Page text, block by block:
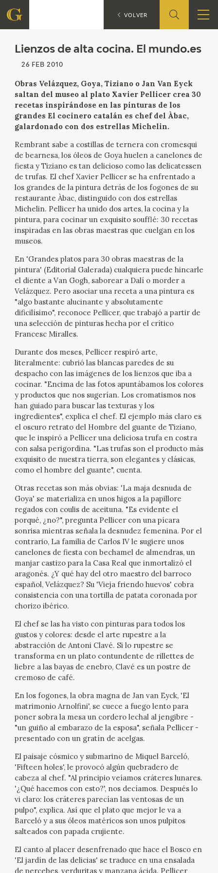
FOUNDATION
CIDG
CORPORATE ACTION
SEDE
CONTACT
EXPOSICIONES
ACTUALIDAD
FRANCISCO DE GOYA
EL VIAJE DE GOYA
CATÁLOGO
PREMIO ARAGÓN GOYA
EDICIONES
PUBLICACIONES
SHOP
ONLINE SHOP
EDUCA
RECURSOS EDUCATIVOS
ARASAAC
Lienzos de alta cocina. El mundo.es
26 FEB 2010
Obras Velázquez, Goya, Tiziano o Jan Van Eyck
saltan del museo al plato Xavier Pellicer crea 30
recetas inspirándose en las pinturas de los
grandes El cocinero catalán es chef del Àbac,
galardonado con dos estrellas Michelin.
Rembrant sabe a costillas de ternera con cromesqui
de bearnesa, los óleos de Goya huelen a canelones de
fiesta y Tiziano es tan delicioso como las delicatessen
de trufas. El chef Xavier Pellicer se ha enfrentado a
los grandes de la pintura detrás de los fogones de su
restaurante Àbac, distinguido con dos estrellas
Michelin. Pellicer ha unido dos artes, la cocina y la
pintura, para cocinar un exquisito soufflé: 30 recetas
inspiradas en las obras maestras que cuelgan en los
museos.
En 'Grandes platos para 30 obras maestras de la
pintura' (Editorial Galerada) cualquiera puede hincarle
el diente a Van Gogh, saborear a Dalí o morder a
Velázquez. Pero asociar una receta a una pintura es
"algo bastante alucinante y absolutamente
dificilísimo", reconoce Pellicer, que trabajó a partir de
una selección de pinturas hecha por el crítico
Francesc Miralles.
Durante dos meses, Pellicer respiró arte,
literalmente: cubrió las blancas paredes de su
despacho con las imágenes de los lienzos que iba a
cocinar. "Encima de las fotos apuntábamos los colores
y productos que nos sugerían. Los cromatismos nos
han guiado para buscar las texturas y los
ingredientes", explica el chef. El ejemplo más claro es
el oscuro retrato del Hombre del guante de Tiziano,
que le inspiró a Pellicer una deliciosa trufa en costra
con salsa perigordina. "Las trufas son el producto más
exquisito de nuestra tierra, son elegantes y clásicas,
como el hombre del guante", cuenta.
Otras recetas son más obvias: 'La maja desnuda de
Goya' se materializa en unos higos a la papillore
regados con coulis de aceituna. "Es evidente el
porqué, ¿no?", pregunta Pellicer con una pícara
sonrisa mientras señala la desnudez femenina. Por el
contrario, La familia de Carlos IV le sugiere unos
canelones de fiesta con bechamel de almendras, un
manjar castizo para la Casa Real que inmortalizó el
aragonés. ¿Y qué hay del otro maestro del barroco
español, Velázquez? Su 'Vieja friendo huevos' cobra
consistencia con una tortilla de patata coronada por
chorizo ibérico.
El chef se las ha visto con pinturas para todos los
gustos y colores: desde el arte rupestre a la
abstracción de Antoni Clavé. Si lo rupestre se
transforma en un plato contundente de rillettes de
liebre a las bayas de enebro, Clavé es un postre de
cremoso de café.
En los fogones, la obra magna de Jan van Eyck, 'El
matrimonio Arnolfini', se cuece a fuego lento para
poner sobra la mesa un cordero lechal al jengibre -
"un guiño al embarazo de la esposa", señala Pellicer -
presentado con un gratín de acelgas.
El paisaje cósmico y submarino de Miquel Barceló,
'Fifteen holes', le provocó algún quebradero de
cabeza al chef. "Al principio veíamos cráteres lunares.
'¿Qué hacemos con esto?', nos decíamos. Después lo
vi claro: los cráteres parecían las ventosas de un
pulpo", explica. Así que el plato que mejor le va a
Barceló y a sus óleos matéricos son unos pulpitos
salteados con papada crujiente.
El canto al placer desenfrenado que hace el Bosco en
'El jardín de las delicias' se traduce en una ensalada
de percebes, verduritas y manzana ácida. Pellicer
Lienzos de alta cocina. El
VOLVER